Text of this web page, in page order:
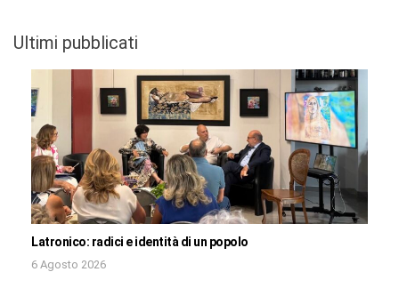
Ultimi pubblicati
Latronico: radici e identità di un popolo
6 Agosto 2026